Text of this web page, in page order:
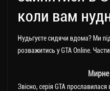
коли вам
Нудьгуєте сидячи вдома? Ми
розважитись у GTA Online.
Звісно, серія GTA